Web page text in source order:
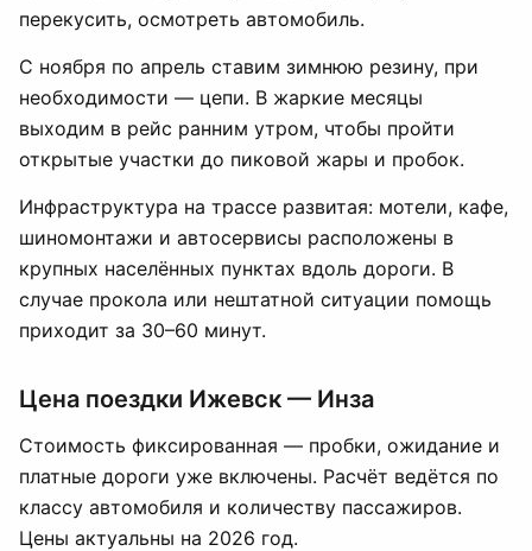
перекусить, осмотреть автомобиль.
С ноября по апрель ставим зимнюю резину, при
необходимости — цепи. В жаркие месяцы
выходим в рейс ранним утром, чтобы пройти
открытые участки до пиковой жары и пробок.
Инфраструктура на трассе развитая: мотели, кафе,
шиномонтажи и автосервисы расположены в
крупных населённых пунктах вдоль дороги. В
случае прокола или нештатной ситуации помощь
приходит за 30–60 минут.
Цена поездки Ижевск — Инза
Стоимость фиксированная — пробки, ожидание и
платные дороги уже включены. Расчёт ведётся по
классу автомобиля и количеству пассажиров.
Цены актуальны на 2026 год.